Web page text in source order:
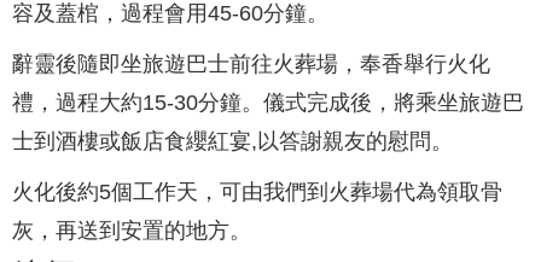
容及蓋棺，過程會用45-60分鐘。
辭靈後隨即坐旅遊巴士前往火葬場，奉香舉行火化
禮，過程大約15-30分鐘。儀式完成後，將乘坐旅遊巴
士到酒樓或飯店食纓紅宴,以答謝親友的慰問。
火化後約5個工作天，可由我們到火葬場代為領取骨
灰，再送到安置的地方。